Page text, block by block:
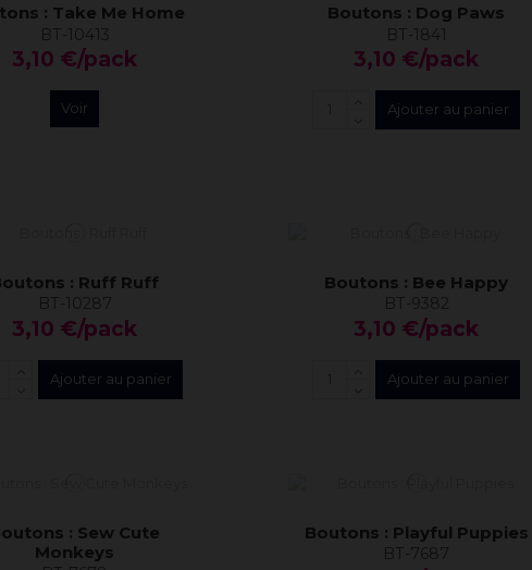
: Take Me Home
BT-10413
3,10 €/pack
Voir
Boutons : Dog Paws
BT-1841
3,10 €/pack
Ajouter au panier
: Ruff Ruff
BT-10287
3,10 €/pack
Ajouter au panier
Boutons : Bee Happy
BT-9382
3,10 €/pack
Ajouter au panier
: Sew Cute
Monkeys
Boutons : Playful Puppies
BT-7687